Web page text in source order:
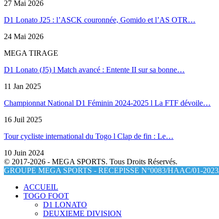
27 Mai 2026
D1 Lonato J25 : l’ASCK couronnée, Gomido et l’AS OTR…
24 Mai 2026
MEGA TIRAGE
D1 Lonato (J5) l Match avancé : Entente II sur sa bonne…
11 Jan 2025
Championnat National D1 Féminin 2024-2025 l La FTF dévoile…
16 Juil 2025
Tour cycliste international du Togo l Clap de fin : Le…
10 Juin 2024
© 2017-2026 - MEGA SPORTS. Tous Droits Réservés.
GROUPE MEGA SPORTS - RECEPISSE N°0083/HAAC/01-
ACCUEIL
TOGO FOOT
D1 LONATO
DEUXIEME DIVISION